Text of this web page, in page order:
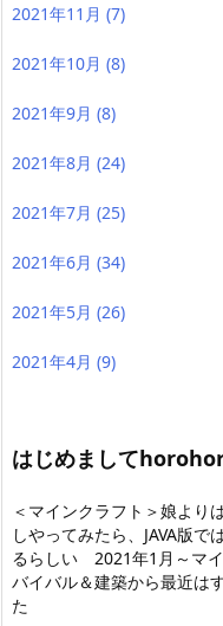
2021年11月 (7)
2021年10月 (8)
2021年9月 (8)
2021年8月 (24)
2021年7月 (25)
2021年6月 (34)
2021年5月 (26)
2021年4月 (9)
はじめまして
＜マインクラフト＞娘よ
しやってみたら
、JAVA版
るらしい 2021年1月～マイ
バイバル＆建築から最近は
た